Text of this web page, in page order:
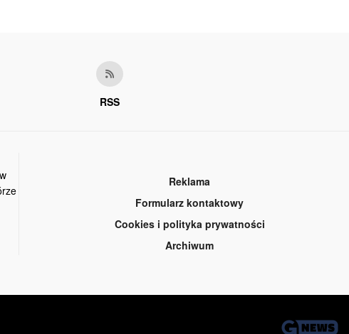
RSS
Reklama
Formularz kontaktowy
Cookies i polityka prywatności
Archiwum